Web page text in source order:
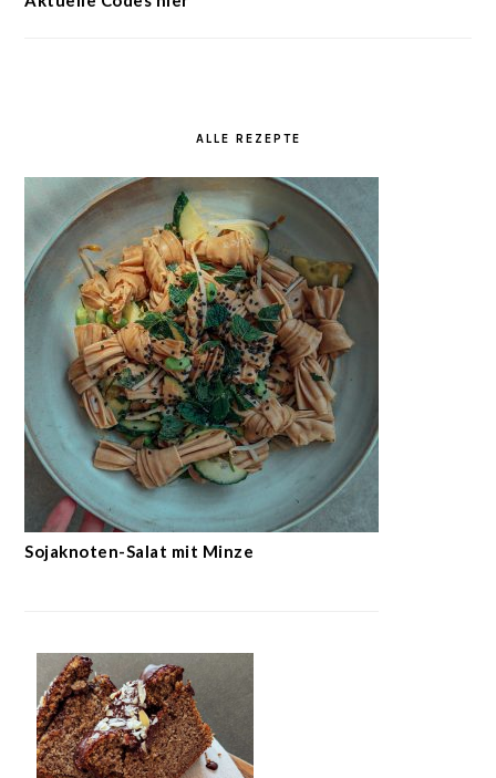
ALLE REZEPTE
Sojaknoten-Salat mit Minze